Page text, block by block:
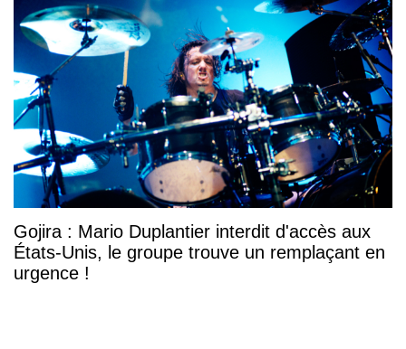
Gojira : Mario Duplantier interdit d'accès aux
États-Unis, le groupe trouve un remplaçant en
urgence !